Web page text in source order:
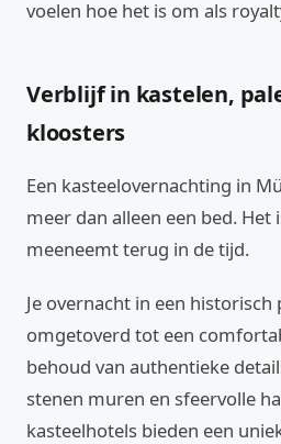
voelen hoe het is om als
Verblijf in kastelen,
kloosters
Een kasteelovernachting in
meer dan alleen een bed. Het
meeneemt terug in de tijd.
Je overnacht in een historisch
omgetoverd tot een
behoud van authentieke
stenen muren en sfeervolle
kasteelhotels bieden een